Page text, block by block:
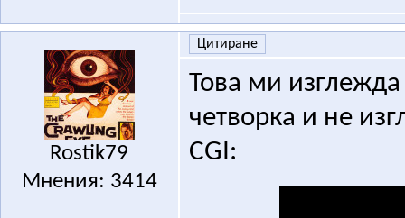
Rostik79
Мнения: 3414
Цитиране
Това ми
четворка и не
CGI: